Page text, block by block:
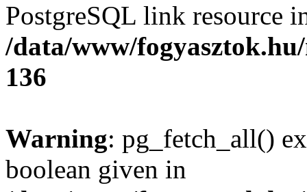
PostgreSQL link resource
/data/www/
136
Warning: pg_fetch_all()
boolean given in